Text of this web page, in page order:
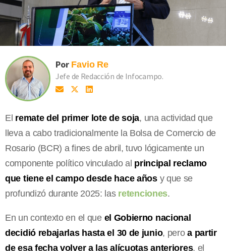
Por Favio Re
Jefe de Redacción de Infocampo.
El remate del primer lote de soja, una actividad que
lleva a cabo tradicionalmente la Bolsa de Comercio de
Rosario (BCR) a fines de abril, tuvo lógicamente un
componente político vinculado al principal reclamo
que tiene el campo desde hace añosy que se
profundizó durante 2025: las retenciones.
En un contexto en el que el Gobierno nacional
decidió rebajarlas hasta el 30 de junio, peroa partir
de esa fecha volver a las alícuotas anteriores, el